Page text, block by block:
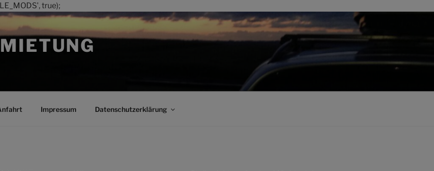
true);
Impressum Datenschutzerklärung